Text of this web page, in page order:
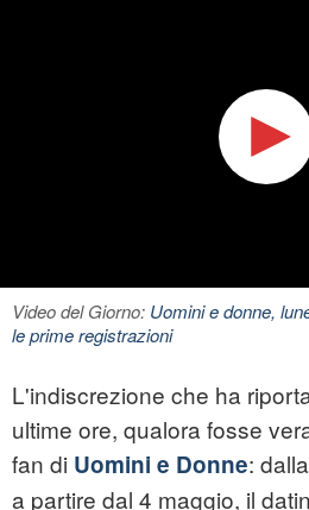
Video del Giorno: Uomini e donne,
le prime registrazioni
L'indiscrezione che ha
ultime ore, qualora fosse
fan di Uomini e Donne:
a partire dal 4 maggio, il